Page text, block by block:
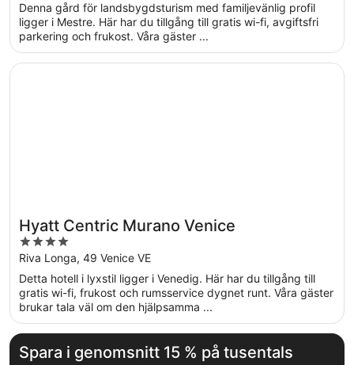
Denna gård för landsbygdsturism med familjevänlig profil
ligger i Mestre. Här har du tillgång till gratis wi-fi, avgiftsfri
parkering och frukost. Våra gäster ...
Hyatt Centric Murano Venice
4
out
of
5
Riva Longa, 49 Venice VE
Detta hotell i lyxstil ligger i Venedig. Här har du tillgång till
gratis wi-fi, frukost och rumsservice dygnet runt. Våra gäster
brukar tala väl om den hjälpsamma ...
Öppnas i ett nytt fönster
Hyatt Centric Murano Venice
Spara i genomsnitt 15 % på tusentals